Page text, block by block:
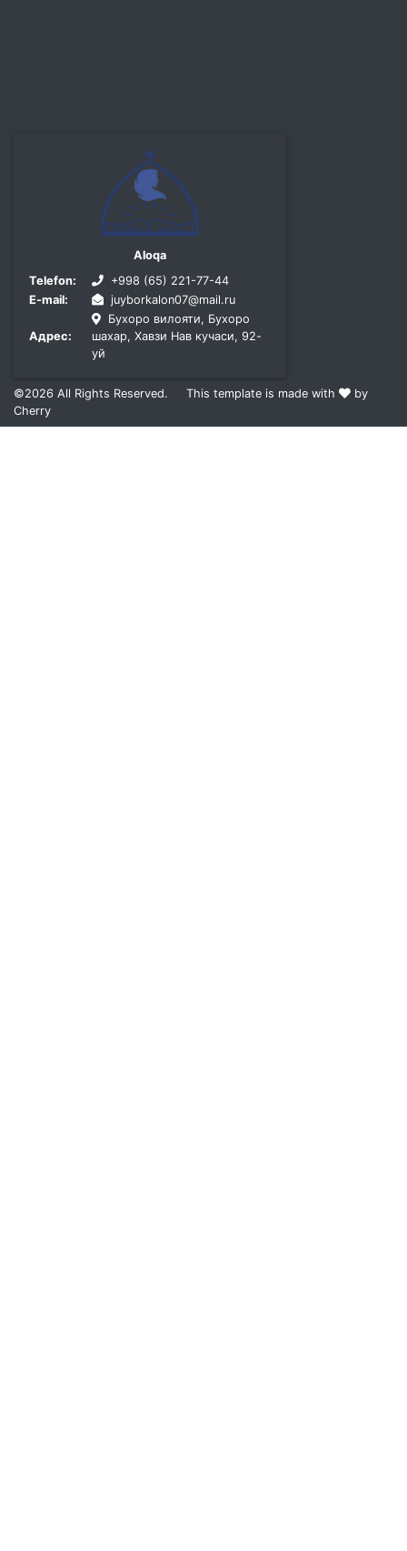
Aloqa
Telefon:
+998 (65) 221-77-44
E-mail:
juyborkalon07@mail.ru
Адрес:
Бухоро вилояти, Бухоро
шахар, Хавзи Нав кучаси, 92-
уй
©2026 All Rights Reserved. This template is made with
by
Cherry